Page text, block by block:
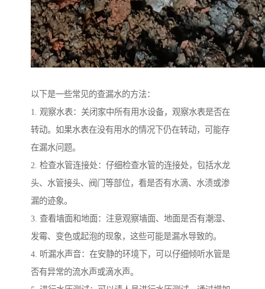
以下是一些常见的查漏水的方法：
1. 观察水表：关闭家中所有用水设备，观察水表是否在
转动。如果水表在没有用水的情况下仍在转动，可能存
在漏水问题。
2. 检查水管连接处：仔细检查水管的连接处，包括水龙
头、水管接头、阀门等部位，看是否有水滴、水渍或渗
漏的迹象。
3. 查看墙面和地面：注意观察墙面、地面是否有潮湿、
发霉、变色或起泡的现象，这些可能是漏水导致的。
4. 听漏水声音：在安静的环境下，可以仔细倾听水管是
否有异常的流水声或滴水声。